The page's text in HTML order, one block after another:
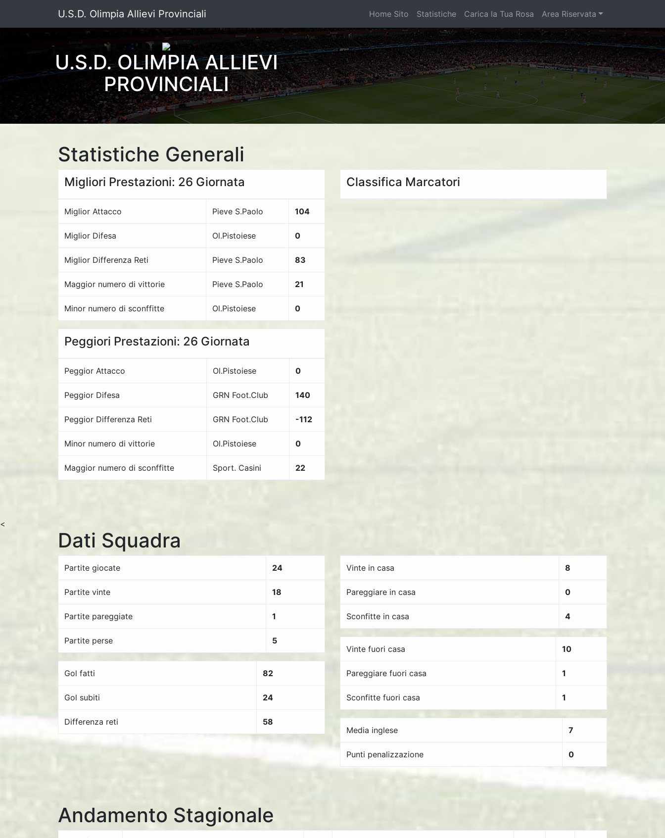
U.S.D. Olimpia Allievi Provinciali Home Sito Statistiche Carica la Tua Rosa Area Riservata
U.S.D. OLIMPIA ALLIEVI
PROVINCIALI
Statistiche Generali
Migliori Prestazioni: 26 Giornata
Miglior Attacco Pieve S.Paolo 104
Miglior Difesa Ol.Pistoiese 0
Miglior Differenza Reti Pieve S.Paolo 83
Maggior numero di vittorie Pieve S.Paolo 21
Minor numero di sconffitte Ol.Pistoiese 0
Peggiori Prestazioni: 26 Giornata
Peggior Attacco Ol.Pistoiese 0
Peggior Difesa GRN Foot.Club 140
Peggior Differenza Reti GRN Foot.Club -112
Minor numero di vittorie Ol.Pistoiese 0
Maggior numero di sconffitte Sport. Casini 22
Classifica Marcatori
<
Dati Squadra
Partite giocate 24
Partite vinte 18
Partite pareggiate 1
Partite perse 5
Gol fatti 82
Gol subiti 24
Differenza reti 58
Vinte in casa 8
Pareggiare in casa 0
Sconfitte in casa 4
Vinte fuori casa 10
Pareggiare fuori casa 1
Sconfitte fuori casa 1
Media inglese 7
Punti penalizzazione 0
Andamento Stagionale